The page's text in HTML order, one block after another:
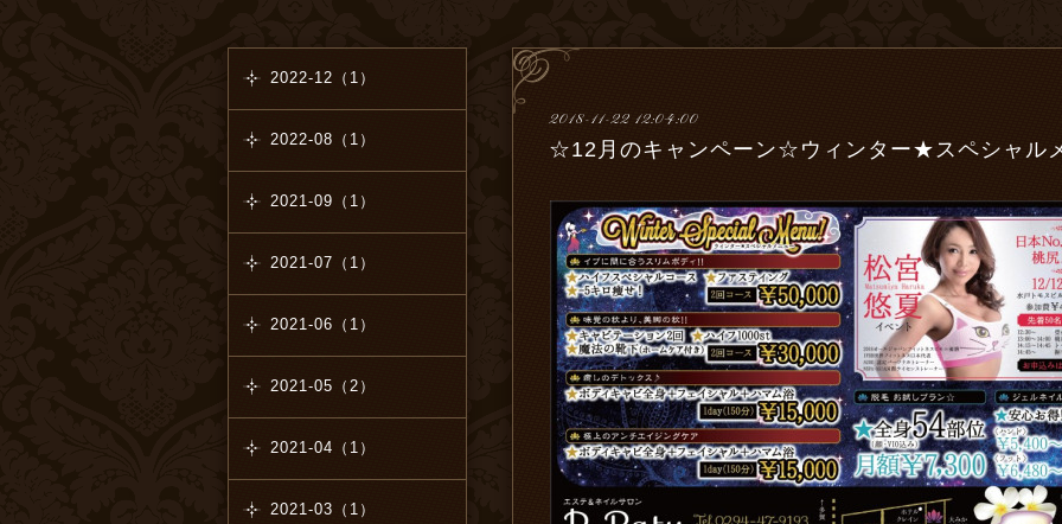
2018-11-22 12:04:00
☆12月のキャンペーン☆ウィンター★スペシャル
2022-12（1）
2022-08（1）
2021-09（1）
2021-07（1）
2021-06（1）
2021-05（2）
2021-04（1）
2021-03（1）